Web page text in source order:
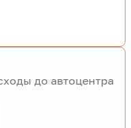
до автоцентра